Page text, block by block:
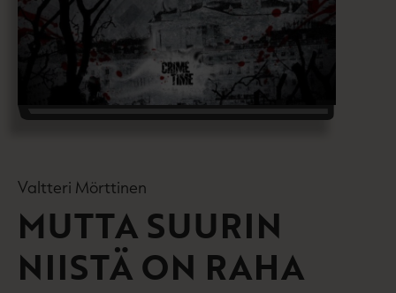
Valtteri Mörttinen
MUTTA SUURIN
NIISTÄ ON RAHA